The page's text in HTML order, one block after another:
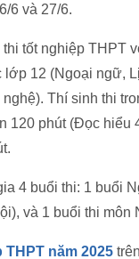
6 và 27/6.
tốt nghiệp THPT
12 (Ngoại ngữ,
Thí sinh thi
120 phút (Đọc hiểu
4 buổi thi: 1 buổi
và 1 buổi thi môn
năm 2025